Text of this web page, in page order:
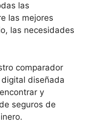
las
las mejores
las necesidades
comparador
diseñada
y
seguros de